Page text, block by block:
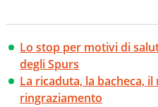
Lo stop per motivi di
degli Spurs
La ricaduta, la bacheca, il
ringraziamento